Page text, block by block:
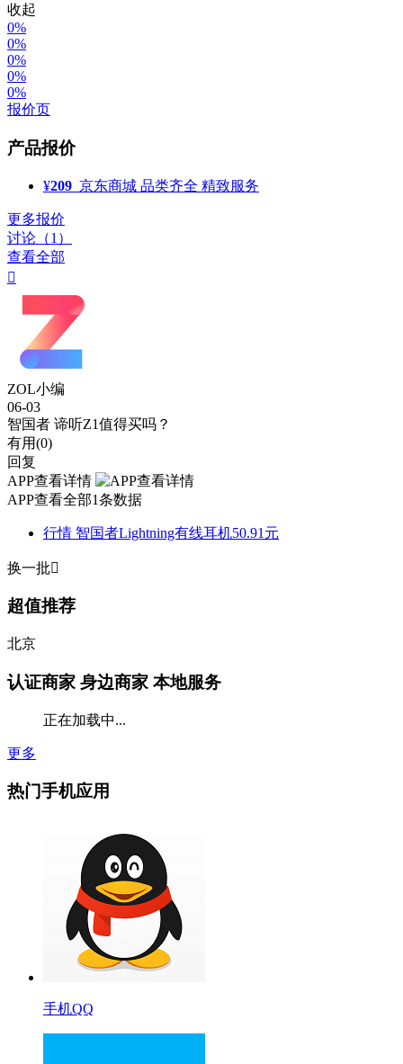
收起
0%
0%
0%
0%
0%
报价页
产品报价
¥209 京东商城 品类齐全 精致服务
更多报价
讨论（1）
查看全部

ZOL小编
06-03
智国者 谛听Z1值得买吗？
有用(0)
回复
APP查看详情
APP查看全部1条数据
行情 智国者Lightning有线耳机50.91元
换一批
超值推荐
北京
认证商家 身边商家 本地服务
正在加载中...
更多
热门手机应用
手机QQ